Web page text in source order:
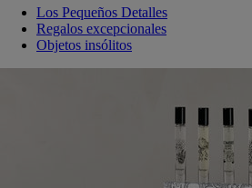
Los Pequeños Detalles
Regalos excepcionales
Objetos insólitos